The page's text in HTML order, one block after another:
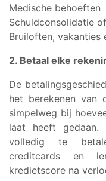
Medische behoeften
Schuldconsolidatie
Bruiloften, vakanties
2. Betaal elke
De
het berekenen van
simpelweg bij
laat heeft
volledig te
creditcards en
kredietscore na